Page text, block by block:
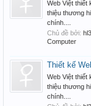
Web Việt thiết
thiệu thương
chính....
Chủ đề bởi:
Computer
Thiết kế
Web Việt thiết
thiệu thương
chính....